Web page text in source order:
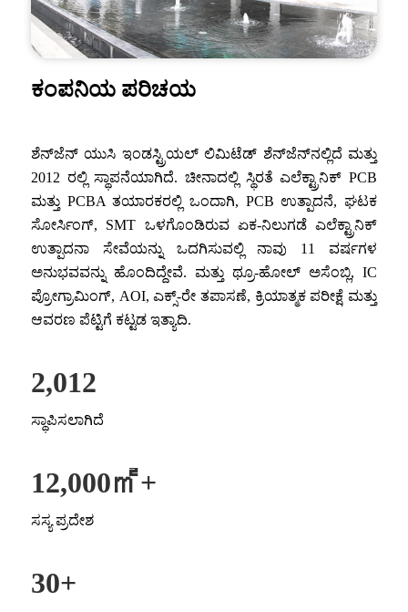
ಕಂಪನಿಯ ಪರಿಚಯ
ಶೆನ್‌ಜೆನ್ ಯುಸಿ ಇಂಡಸ್ಟ್ರಿಯಲ್ ಲಿಮಿಟೆಡ್ ಶೆನ್‌ಜೆನ್‌ನಲ್ಲಿದೆ ಮತ್ತು
2012 ರಲ್ಲಿ ಸ್ಥಾಪನೆಯಾಗಿದೆ. ಚೀನಾದಲ್ಲಿ ಸ್ಥಿರತೆ ಎಲೆಕ್ಟ್ರಾನಿಕ್ PCB
ಮತ್ತು PCBA ತಯಾರಕರಲ್ಲಿ ಒಂದಾಗಿ, PCB ಉತ್ಪಾದನೆ, ಘಟಕ
ಸೋರ್ಸಿಂಗ್, SMT ಒಳಗೊಂಡಿರುವ ಏಕ-ನಿಲುಗಡೆ ಎಲೆಕ್ಟ್ರಾನಿಕ್
ಉತ್ಪಾದನಾ ಸೇವೆಯನ್ನು ಒದಗಿಸುವಲ್ಲಿ ನಾವು 11 ವರ್ಷಗಳ
ಅನುಭವವನ್ನು ಹೊಂದಿದ್ದೇವೆ. ಮತ್ತು ಥ್ರೂ-ಹೋಲ್ ಅಸೆಂಬ್ಲಿ, IC
ಪ್ರೋಗ್ರಾಮಿಂಗ್, AOI, ಎಕ್ಸ್-ರೇ ತಪಾಸಣೆ, ಕ್ರಿಯಾತ್ಮಕ ಪರೀಕ್ಷೆ ಮತ್ತು
ಆವರಣ ಪೆಟ್ಟಿಗೆ ಕಟ್ಟಡ ಇತ್ಯಾದಿ.
2,012
ಸ್ಥಾಪಿಸಲಾಗಿದೆ
12,000㎡+
ಸಸ್ಯ ಪ್ರದೇಶ
30+